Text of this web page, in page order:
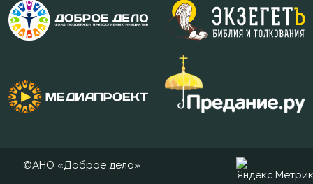
Послушание
Празднословие
©АНО «Доброе дело»